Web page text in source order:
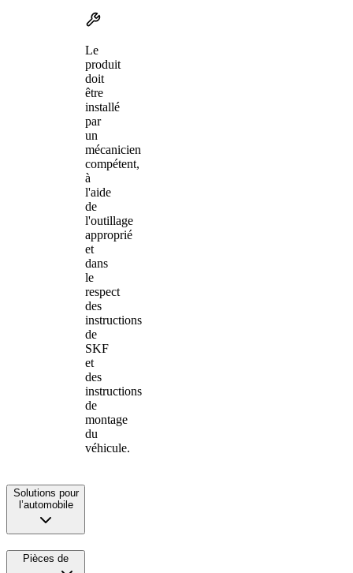
Le
produit
doit
être
installé
par
un
mécanicien
compétent,
à
l'aide
de
l'outillage
approprié
et
dans
le
respect
des
instructions
de
SKF
et
des
instructions
de
montage
du
véhicule.
Solutions pour
l’automobile
Pièces de